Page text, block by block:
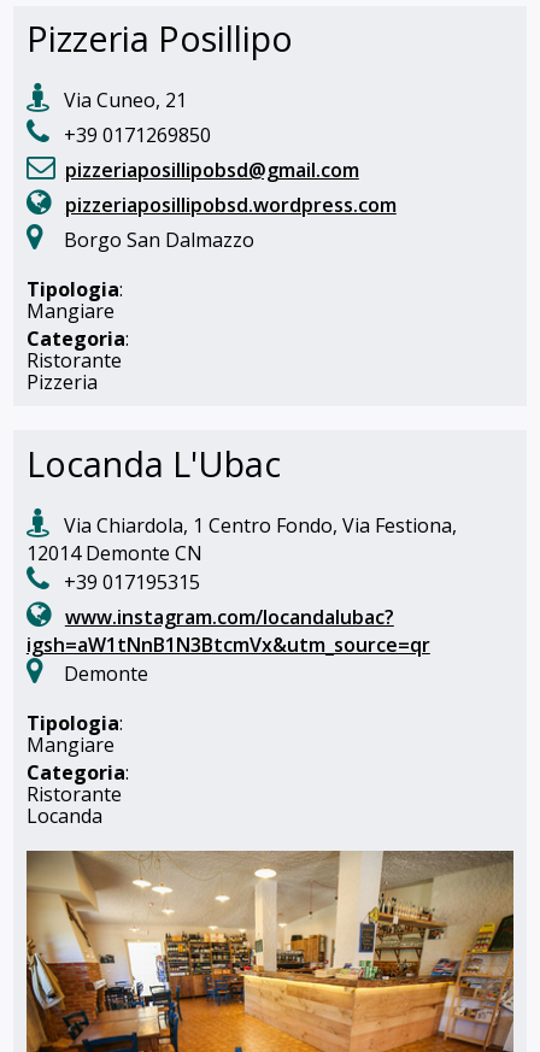
Pizzeria Posillipo
Via Cuneo, 21
+39 0171269850
pizzeriaposillipobsd@gmail.com
pizzeriaposillipobsd.wordpress.com
Borgo San Dalmazzo
Tipologia:
Mangiare
Categoria:
Ristorante
Pizzeria
Locanda L'Ubac
Via Chiardola, 1 Centro Fondo, Via Festiona,
12014 Demonte CN
+39 017195315
www.instagram.com/locandalubac?
igsh=aW1tNnB1N3BtcmVx&utm_source=qr
Demonte
Tipologia:
Mangiare
Categoria:
Ristorante
Locanda